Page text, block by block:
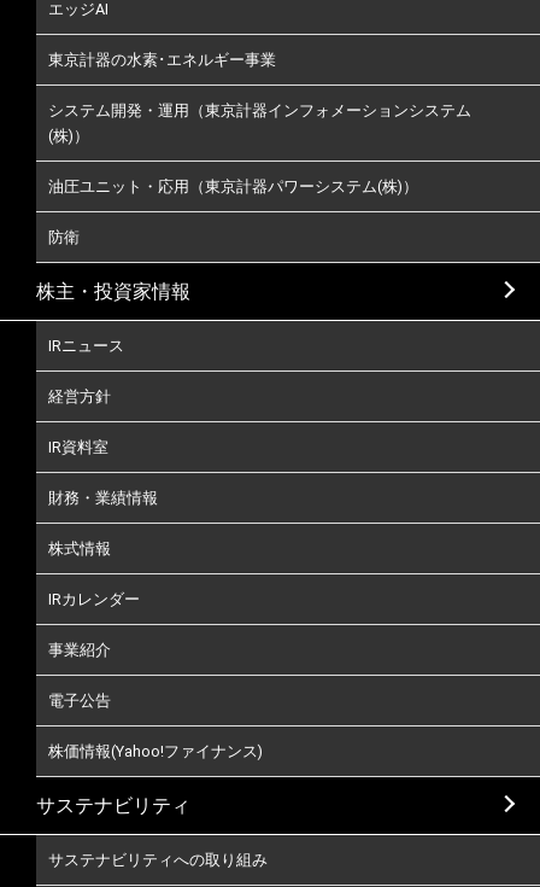
エッジAI
東京計器の水素･エネルギー事業
システム開発・運用（東京計器インフォメーションシステム
(株)）
油圧ユニット・応用（東京計器パワーシステム(株)）
防衛
株主・投資家情報
IRニュース
経営方針
IR資料室
財務・業績情報
株式情報
IRカレンダー
事業紹介
電子公告
株価情報(Yahoo!ファイナンス)
サステナビリティ
サステナビリティへの取り組み